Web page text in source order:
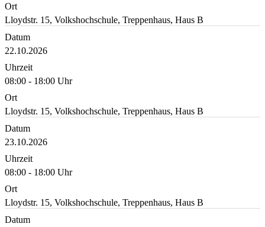
Ort
Lloydstr. 15, Volkshochschule, Treppenhaus, Haus B
Datum
22.10.2026
Uhrzeit
08:00 - 18:00 Uhr
Ort
Lloydstr. 15, Volkshochschule, Treppenhaus, Haus B
Datum
23.10.2026
Uhrzeit
08:00 - 18:00 Uhr
Ort
Lloydstr. 15, Volkshochschule, Treppenhaus, Haus B
Datum